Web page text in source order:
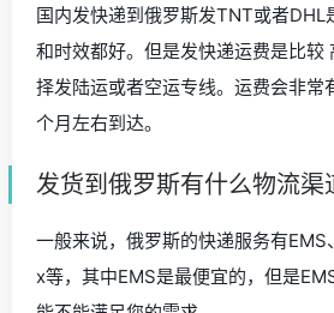
国内发快递到俄罗斯发TNT或者DHL
和时效都好。但是发快递运费是比较
择发陆运或者空运专线。运费会非常
个月左右到达。
发货到俄罗斯有什么物流渠
一般来说，俄罗斯的快递服务有EMS
x等，其中EMS是最便宜的，但是